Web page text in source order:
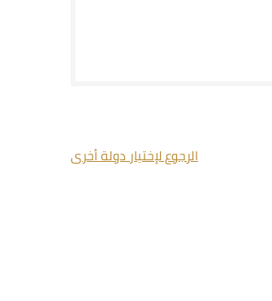
الرجوع لإختيار دولة أخرى